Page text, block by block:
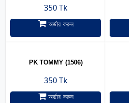
350 Tk
অর্ডার করুন
PK TOMMY (1506)
350 Tk
অর্ডার করুন